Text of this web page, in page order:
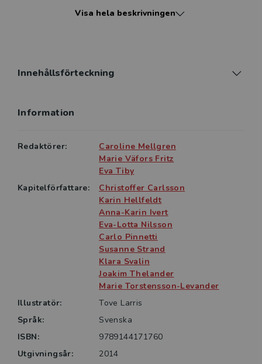
att beskriva steget in i den akademiska världen och
seminarium till var du hittar och refererar till
demokratifrågor kopplade till ämnet.
I denna andra upplaga har tre nya kapitel och
författare tillkommit. Fyra av de lärosäten i Sverige
som undervisar och forskar i kriminologi är
representerade. Kriminologi – en studiehandbok riktar
sig till både studenter och lärare inom kriminologi.
Visa hela beskrivningen
Innehållsförteckning
Information
Redaktörer:
Caroline Mellgren
Marie Väfors Fritz
Eva Tiby
Kapitelförfattare:
Christoffer Carlsson
Karin Hellfeldt
Anna-Karin Ivert
Eva-Lotta Nilsson
Carlo Pinnetti
Susanne Strand
Klara Svalin
Joakim Thelander
Marie Torstensson-Levander
Illustratör:
Tove Larris
Språk:
Svenska
ISBN:
9789144171760
Utgivningsår:
2014